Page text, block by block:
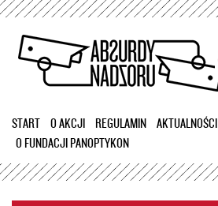
Przejdź
treści
START O AKCJI REGULAMIN
AKTUALNOŚCI
O FUNDACJI PANOPTYKON